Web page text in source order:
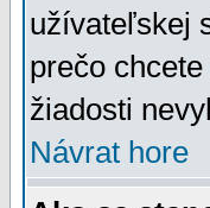
užívateľskej
prečo
žiadosti
Návrat hore